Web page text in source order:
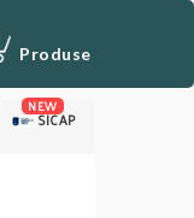
Produse
SICAP
NEW